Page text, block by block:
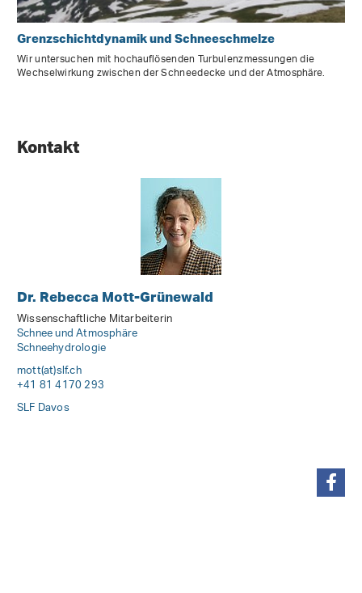
Grenzschichtdynamik und Schneeschmelze
Wir untersuchen mit hochauflösenden Turbulenzmessungen die
Wechselwirkung zwischen der Schneedecke und der Atmosphäre.
Kontakt
Dr. Rebecca Mott-Grünewald
Wissenschaftliche Mitarbeiterin
Schnee und Atmosphäre
Schneehydrologie
mott(at)slf.ch
+41 81 4170 293
SLF Davos